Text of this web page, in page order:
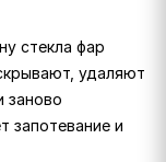
стекла фар
удаляют
заново
запотевание и